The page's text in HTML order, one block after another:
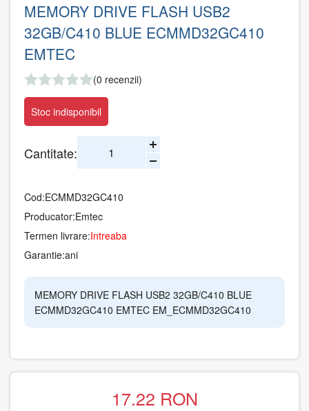
MEMORY DRIVE FLASH USB2
32GB/C410 BLUE ECMMD32GC410
EMTEC
(0 recenzii)
Stoc indisponibil
Cantitate:
Cod:ECMMD32GC410
Producator:Emtec
Termen livrare:Intreaba
Garantie:ani
MEMORY DRIVE FLASH USB2 32GB/C410 BLUE
ECMMD32GC410 EMTEC EM_ECMMD32GC410
17.22 RON